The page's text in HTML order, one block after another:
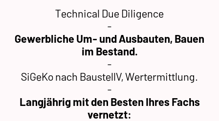
Technical Due Diligence
-
Gewerbliche Um- und Ausbauten, Bauen
im Bestand.
-
SiGeKo nach BaustellV, Wertermittlung.
-
Langjährig mit den Besten Ihres Fachs
vernetzt: